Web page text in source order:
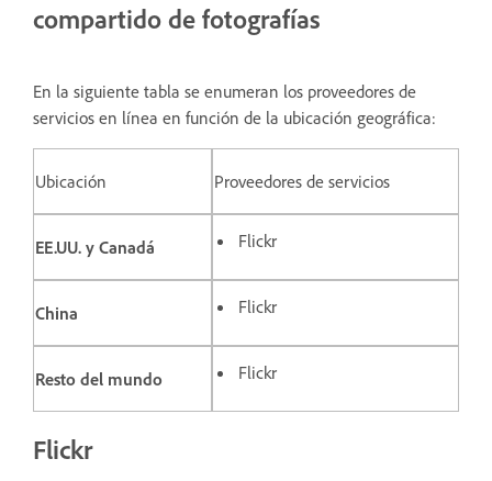
compartido de fotografías
En la siguiente tabla se enumeran los proveedores de
servicios en línea en función de la ubicación geográfica:
Ubicación Proveedores de servicios
EE.UU. y Canadá Flickr
China Flickr
Resto del mundo Flickr
Flickr